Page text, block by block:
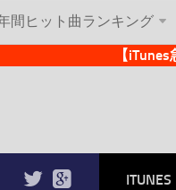
間ヒット曲ランキング
【